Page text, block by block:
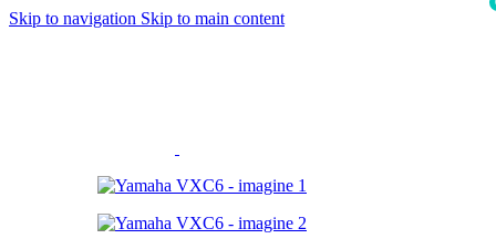
Skip to navigation Skip to main content